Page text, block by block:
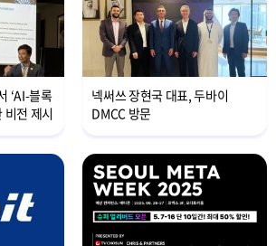
‘AI-블록
비전 제시
넥써쓰 장현국 대표, 두바이
DMCC 방문